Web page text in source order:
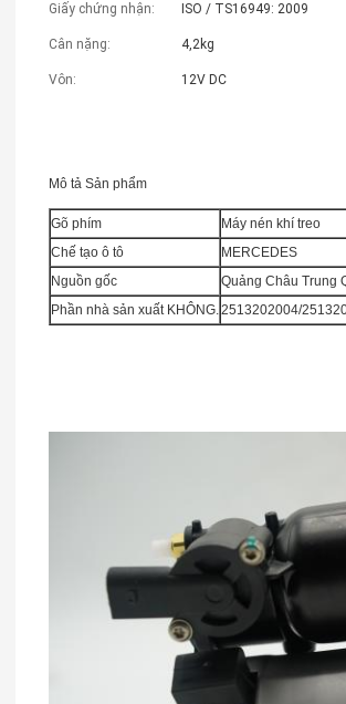
Giấy chứng nhận: ISO / TS16949: 2009
Cân nặng: 4,2kg
Vôn: 12V DC
Mô tả Sản phẩm
Gõ phím Máy nén khí treo
Chế tạo ô tô
MERCEDES
Nguồn gốc
Quảng Châu Trung
Phần nhà sản xuất KHÔNG.2513202004/